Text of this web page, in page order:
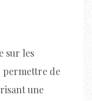
sur les
permettre de
une